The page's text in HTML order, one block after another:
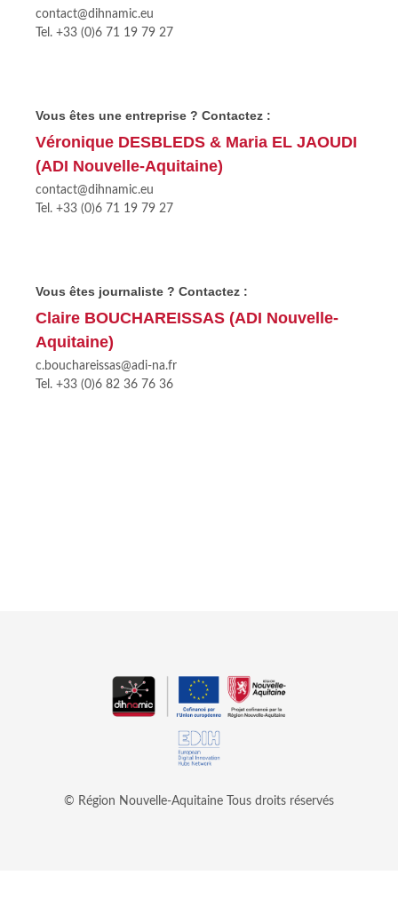
contact@dihnamic.eu
Tel. +33 (0)6 71 19 79 27
Vous êtes une entreprise ? Contactez :
Véronique DESBLEDS & Maria EL JAOUDI
(ADI Nouvelle-Aquitaine)
contact@dihnamic.eu
Tel. +33 (0)6 71 19 79 27
Vous êtes journaliste ? Contactez :
Claire BOUCHAREISSAS (ADI Nouvelle-
Aquitaine)
c.bouchareissas@adi-na.fr
Tel. +33 (0)6 82 36 76 36
© Région Nouvelle-Aquitaine Tous droits réservés